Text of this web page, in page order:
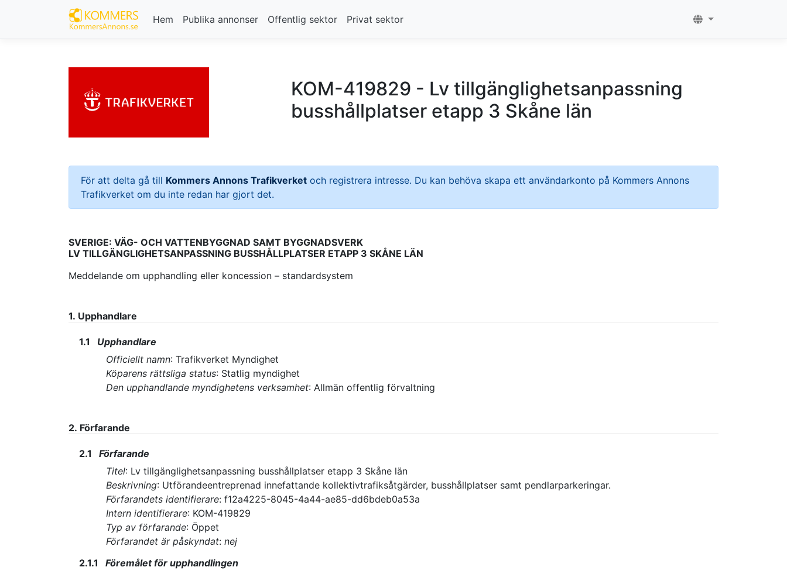
Hem Publika annonser Offentlig sektor Privat sektor
KOM-419829 - Lv tillgänglighetsanpassning
busshållplatser etapp 3 Skåne län
För att delta gå till Kommers Annons Trafikverket och registrera intresse. Du kan behöva skapa ett användarkonto på Kommers Annons
Trafikverket om du inte redan har gjort det.
SVERIGE: VÄG- OCH VATTENBYGGNAD SAMT BYGGNADSVERK
LV TILLGÄNGLIGHETSANPASSNING BUSSHÅLLPLATSER ETAPP 3 SKÅNE LÄN
Meddelande om upphandling eller koncession – standardsystem
1. Upphandlare
1.1
Upphandlare
Officiellt namn: Trafikverket Myndighet
Köparens rättsliga status: Statlig myndighet
Den upphandlande myndighetens verksamhet: Allmän offentlig förvaltning
2. Förfarande
2.1
Förfarande
Titel: Lv tillgänglighetsanpassning busshållplatser etapp 3 Skåne län
Beskrivning: Utförandeentreprenad innefattande kollektivtrafiksåtgärder, busshållplatser samt pendlarparkeringar.
Förfarandets identifierare: f12a4225-8045-4a44-ae85-dd6bdeb0a53a
Intern identifierare: KOM-419829
Typ av förfarande: Öppet
Förfarandet är påskyndat: nej
2.1.1
Föremålet för upphandlingen